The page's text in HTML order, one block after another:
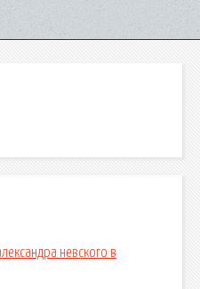
невского в